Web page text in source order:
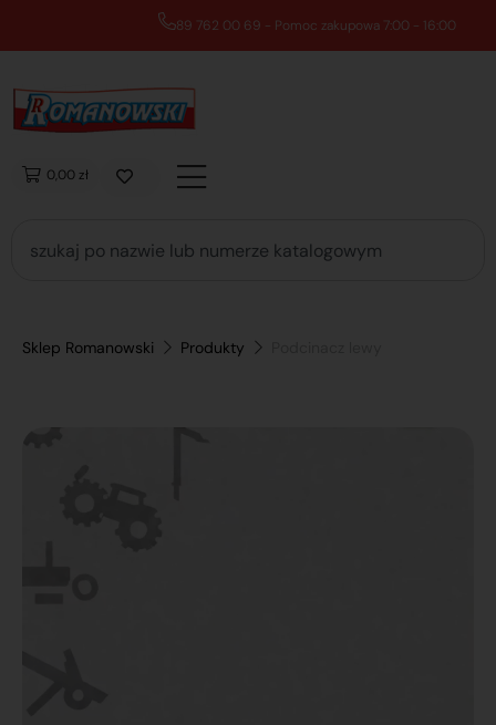
89 762 00 69 - Pomoc zakupowa 7:00 - 16:00
0,00 zł
Sklep Romanowski Produkty